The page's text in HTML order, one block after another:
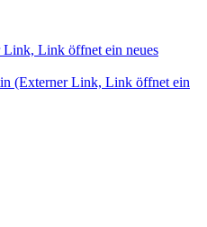
Link, Link öffnet ein neues
(Externer Link, Link öffnet ein